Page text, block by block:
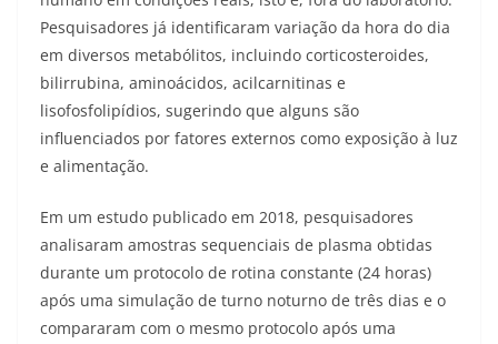
Pesquisadores já identificaram variação da hora do dia
em diversos metabólitos, incluindo corticosteroides,
bilirrubina, aminoácidos, acilcarnitinas e
lisofosfolipídios, sugerindo que alguns são
influenciados por fatores externos como exposição à luz
e alimentação.
Em um estudo publicado em 2018, pesquisadores
analisaram amostras sequenciais de plasma obtidas
durante um protocolo de rotina constante (24 horas)
após uma simulação de turno noturno de três dias e o
compararam com o mesmo protocolo após uma